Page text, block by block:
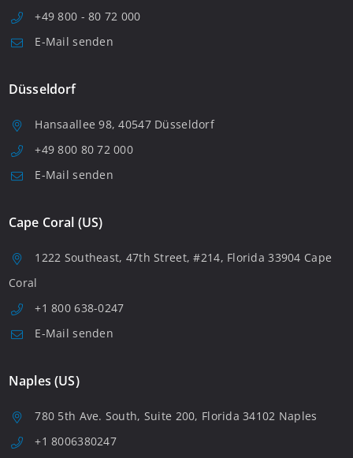
+49 800 - 80 72 000
E-Mail senden
Düsseldorf
Hansaallee 98, 40547 Düsseldorf
+49 800 80 72 000
E-Mail senden
Cape Coral (US)
1222 Southeast, 47th Street, #214, Florida 33904 Cape
Coral
+1 800 638-0247
E-Mail senden
Naples (US)
780 5th Ave. South, Suite 200, Florida 34102 Naples
+1 8006380247